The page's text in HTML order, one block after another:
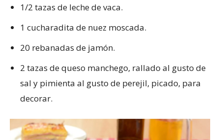
1/2 tazas de leche de vaca.
1 cucharadita de nuez moscada.
20 rebanadas de jamón.
2 tazas de queso manchego, rallado al gusto de
sal y pimienta al gusto de perejil, picado, para
decorar.